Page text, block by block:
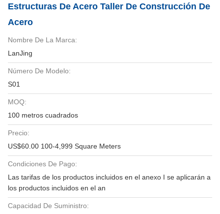
Estructuras De Acero Taller De Construcción De
Acero
Nombre De La Marca:
LanJing
Número De Modelo:
S01
MOQ:
100 metros cuadrados
Precio:
US$60.00 100-4,999 Square Meters
Condiciones De Pago:
Las tarifas de los productos incluidos en el anexo I se aplicarán a
los productos incluidos en el an
Capacidad De Suministro: